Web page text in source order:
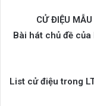
CỬ ĐIỆU
Bài hát chủ đề của
List cử điệu trong